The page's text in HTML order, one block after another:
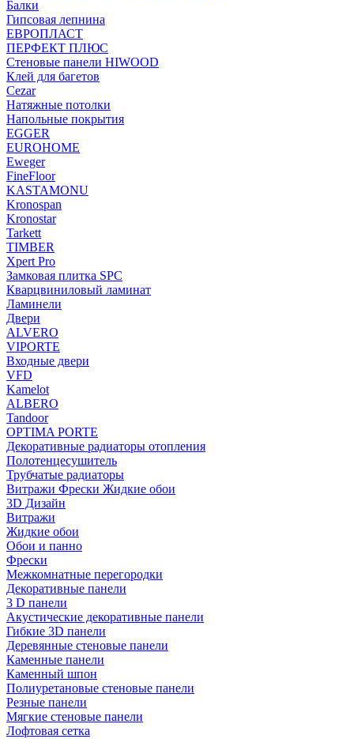
Балки
Гипсовая лепнина
ЕВРОПЛАСТ
ПЕРФЕКТ ПЛЮС
Стеновые панели HIWOOD
Клей для багетов
Cezar
Натяжные потолки
Напольные покрытия
EGGER
EUROHOME
Eweger
FineFloor
KASTAMONU
Kronospan
Kronostar
Tarkett
TIMBER
Xpert Pro
Замковая плитка SPC
Кварцвиниловый ламинат
Ламинели
Двери
ALVERO
VIPORTE
Входные двери
VFD
Kamelot
ALBERO
Tandoor
OPTIMA PORTE
Декоративные радиаторы отопления
Полотенцесушитель
Трубчатые радиаторы
Витражи Фрески Жидкие обои
3D Дизайн
Витражи
Жидкие обои
Обои и панно
Фрески
Межкомнатные перегородки
Декоративные панели
3 D панели
Акустические декоративные панели
Гибкие 3D панели
Деревянные стеновые панели
Каменные панели
Каменный шпон
Полиуретановые стеновые панели
Резные панели
Мягкие стеновые панели
Лофтовая сетка